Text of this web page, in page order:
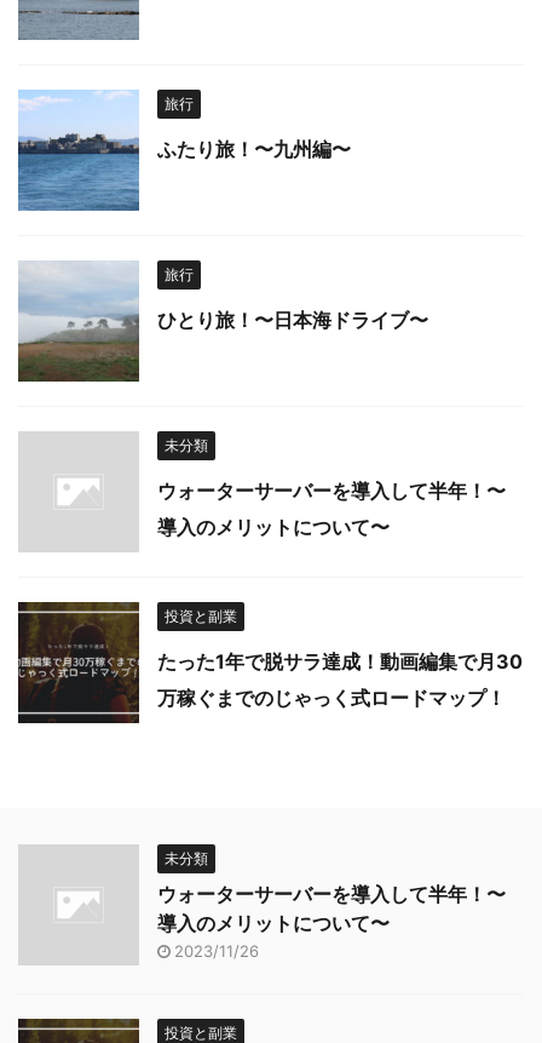
旅行
ふたり旅！〜九州編〜
旅行
ひとり旅！〜日本海ドライブ〜
未分類
ウォーターサーバーを導入して半年！〜
導入のメリットについて〜
投資と副業
たった1年で脱サラ達成！動画編集で月30
万稼ぐまでのじゃっく式ロードマップ！
未分類
ウォーターサーバーを導入して半年！〜
導入のメリットについて〜
2023/11/26
投資と副業